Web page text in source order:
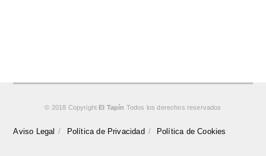
© 2018 Copyright El Tapín Todos los derechos reservados
Aviso Legal Política de Privacidad Política de Cookies